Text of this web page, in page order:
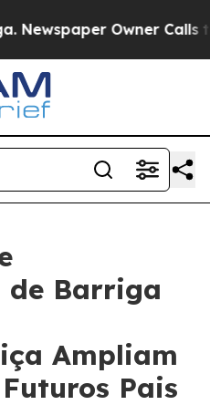
Owner Calls the
de Barriga
Ampliam
Pais